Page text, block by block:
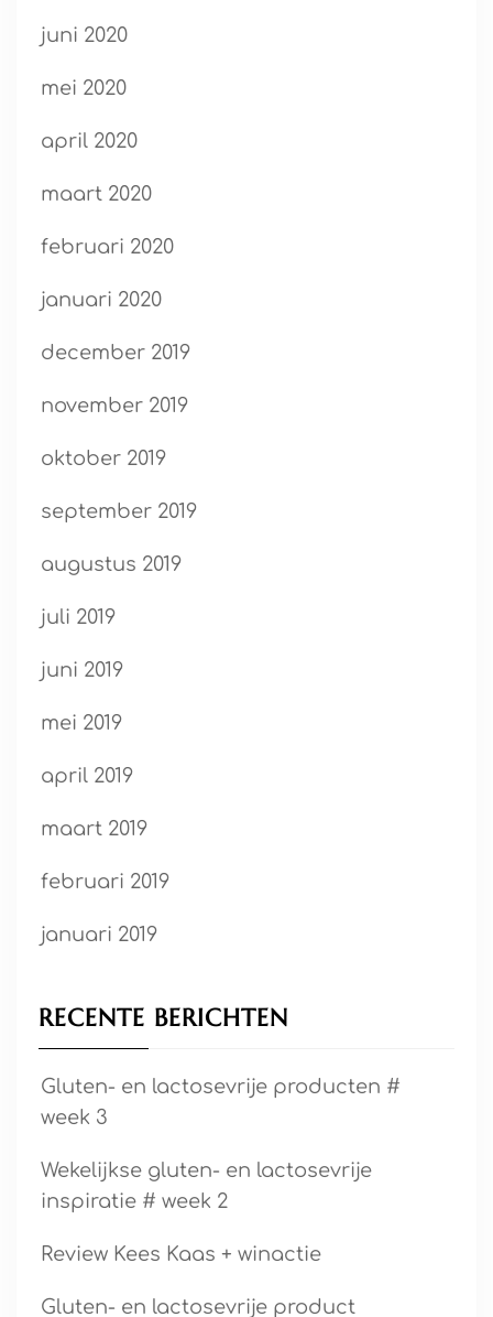
juni 2020
mei 2020
april 2020
maart 2020
februari 2020
januari 2020
december 2019
november 2019
oktober 2019
september 2019
augustus 2019
juli 2019
juni 2019
mei 2019
april 2019
maart 2019
februari 2019
januari 2019
RECENTE BERICHTEN
Gluten- en lactosevrije producten #
week 3
Wekelijkse gluten- en lactosevrije
inspiratie # week 2
Review Kees Kaas + winactie
Gluten- en lactosevrije product